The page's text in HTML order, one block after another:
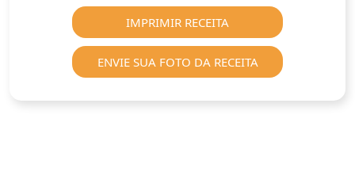
IMPRIMIR RECEITA
ENVIE SUA FOTO DA RECEITA